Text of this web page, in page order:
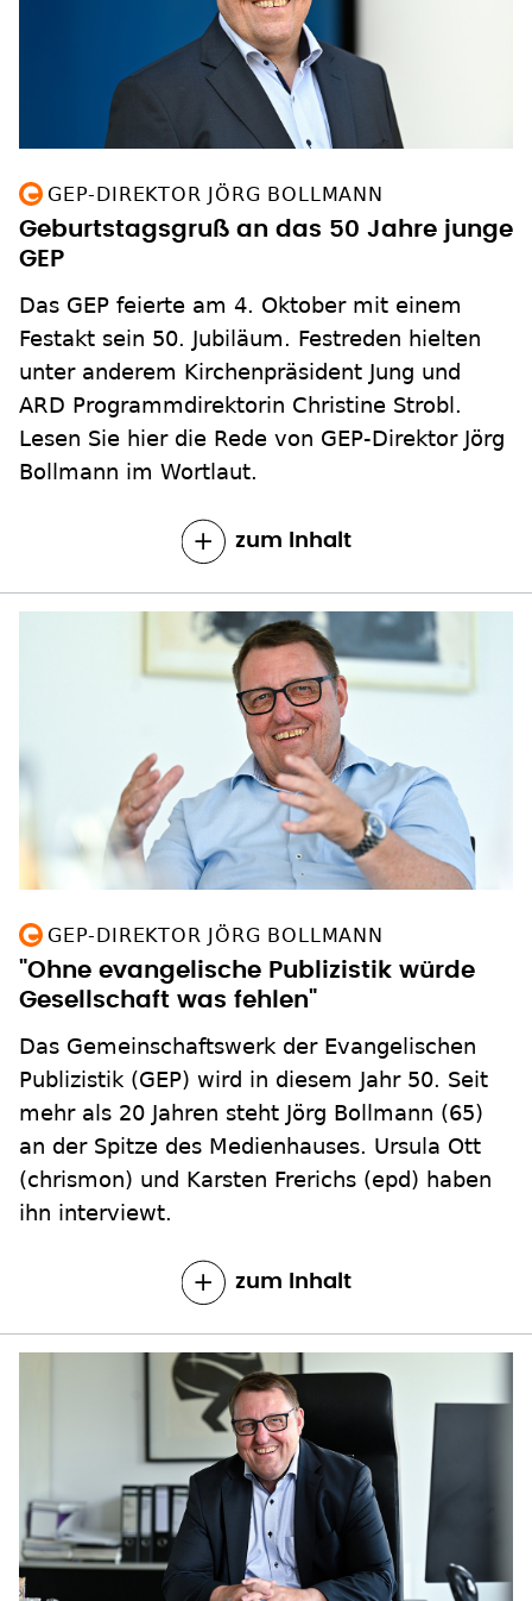
GEP-DIREKTOR JÖRG BOLLMANN
Geburtstagsgruß an das 50 Jahre junge
GEP
Das GEP feierte am 4. Oktober mit einem
Festakt sein 50. Jubiläum. Festreden hielten
unter anderem Kirchenpräsident Jung und
ARD Programmdirektorin Christine Strobl.
Lesen Sie hier die Rede von GEP-Direktor Jörg
Bollmann im Wortlaut.
zum Inhalt
GEP-DIREKTOR JÖRG BOLLMANN
"Ohne evangelische Publizistik würde
Gesellschaft was fehlen"
Das Gemeinschaftswerk der Evangelischen
Publizistik (GEP) wird in diesem Jahr 50. Seit
mehr als 20 Jahren steht Jörg Bollmann (65)
an der Spitze des Medienhauses. Ursula Ott
(chrismon) und Karsten Frerichs (epd) haben
ihn interviewt.
zum Inhalt